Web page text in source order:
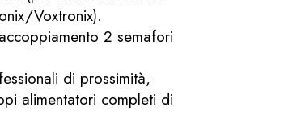
Voxtronix).
2 semafori
di prossimità,
alimentatori completi di